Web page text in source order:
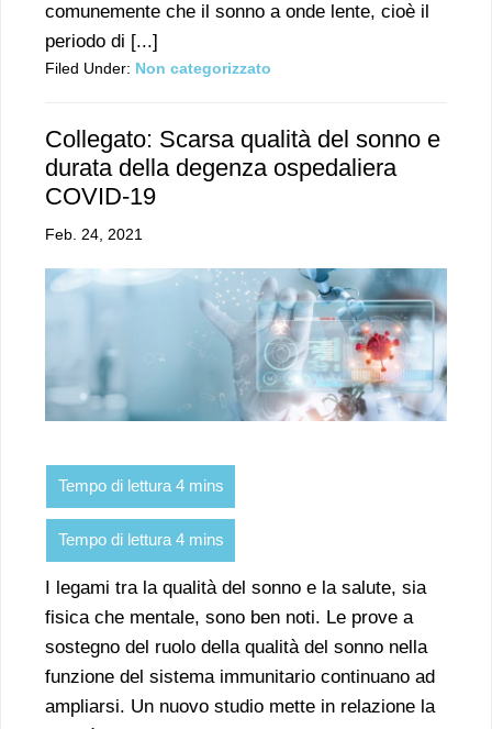
comunemente che il sonno a onde lente, cioè il
periodo di [...]
Filed Under: Non categorizzato
Collegato: Scarsa qualità del sonno e
durata della degenza ospedaliera
COVID-19
Feb. 24, 2021
I legami tra la qualità del sonno e la salute, sia
fisica che mentale, sono ben noti. Le prove a
sostegno del ruolo della qualità del sonno nella
funzione del sistema immunitario continuano ad
ampliarsi. Un nuovo studio mette in relazione la